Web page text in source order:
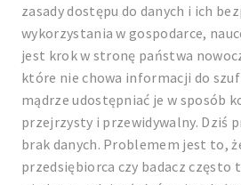
zasady dostępu do danych i ich
wykorzystania w gospodarce,
jest krok w stronę państwa
które nie chowa informacji do
mądrze udostępniać je w sposób
przejrzysty i przewidywalny. Dziś
brak danych. Problemem jest to,
przedsiębiorca czy badacz często